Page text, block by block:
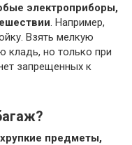
электроприборы,
. Например,
Взять мелкую
кладь, но только при
запрещенных к
хрупкие предметы,